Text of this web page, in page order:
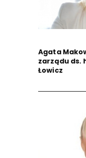
Agata
zarządu ds.
Łowicz